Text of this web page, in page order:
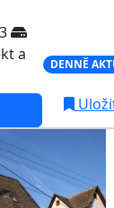
3
a
DENNĚ